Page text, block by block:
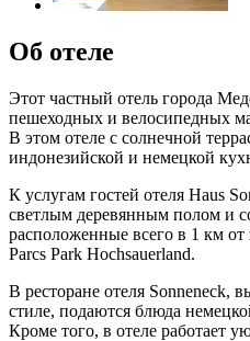
Об отеле
Этот частный отель города
пешеходных и велосипедных
В этом отеле с солнечной
индонезийской и немецкой
К услугам гостей отеля Haus
светлым деревянным полом и
расположенные всего в 1 км от
Parcs Park Hochsauerland.
В ресторане отеля Sonneneck,
стиле, подаются блюда
Кроме того, в отеле работает